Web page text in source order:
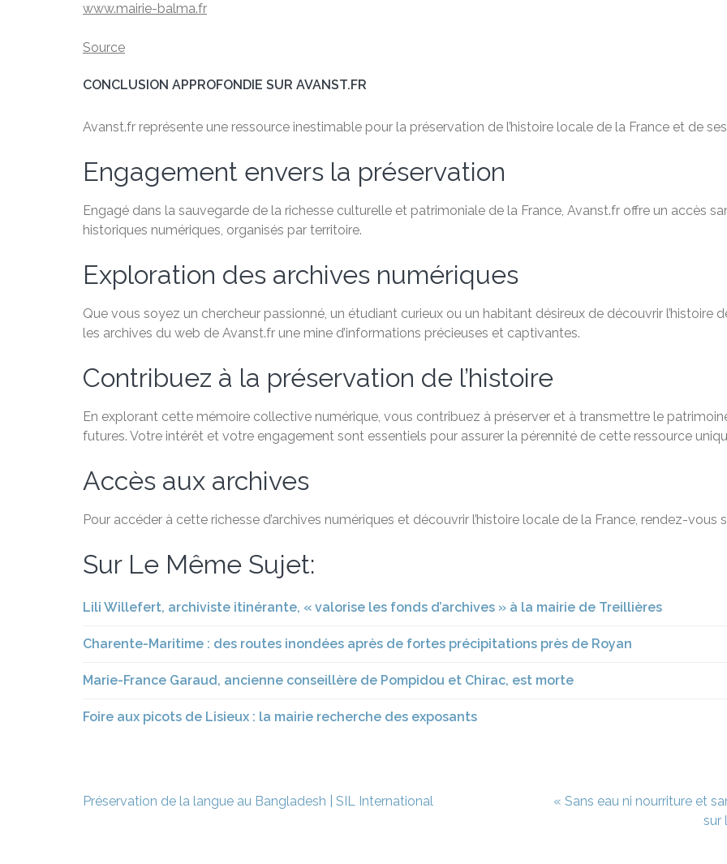
www.mairie-balma.fr
Source
CONCLUSION APPROFONDIE SUR AVANST.FR
Avanst.fr représente une ressource inestimable pour la préservation de l’histoire locale de la France et de
Engagement envers la préservation
Engagé dans la sauvegarde de la richesse culturelle et patrimoniale de la France, Avanst.fr offre un accès
historiques numériques, organisés par territoire.
Exploration des archives numériques
Que vous soyez un chercheur passionné, un étudiant curieux ou un habitant désireux de découvrir l’histoire
les archives du web de Avanst.fr une mine d’informations précieuses et captivantes.
Contribuez à la préservation de l’histoire
En explorant cette mémoire collective numérique, vous contribuez à préserver et à transmettre le
futures. Votre intérêt et votre engagement sont essentiels pour assurer la pérennité de cette ressource
Accès aux archives
Pour accéder à cette richesse d’archives numériques et découvrir l’histoire locale de la France, rendez-vous
Sur Le Même Sujet:
Lili Willefert, archiviste itinérante, « valorise les fonds d’archives » à la mairie de Treillières
Charente-Maritime : des routes inondées après de fortes précipitations près de Royan
Marie-France Garaud, ancienne conseillère de Pompidou et Chirac, est morte
Foire aux picots de Lisieux : la mairie recherche des exposants
Navigation
Préservation de la langue au Bangladesh | SIL International
« Sans eau ni nourriture et
sur